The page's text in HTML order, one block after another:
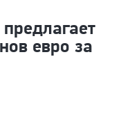
евро за